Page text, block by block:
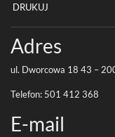
DRUKUJ
Adres
ul. Dwor­cowa 18 43 –
Tele­fon: 501 412 368
E-​mail